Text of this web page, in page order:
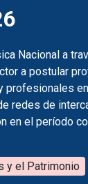
Nacional a
a postular
redes de
en el período
y el Patrimonio